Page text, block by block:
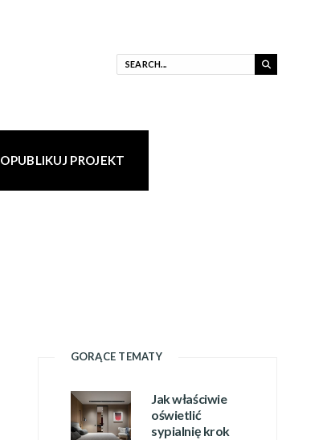
OPUBLIKUJ PROJEKT
GORĄCE TEMATY
Jak właściwie
oświetlić
sypialnię krok